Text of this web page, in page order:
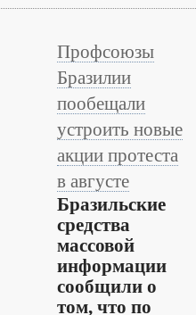
Профсоюзы
Бразилии
пообещали
устроить новые
акции протеста
в августе
Бразильские
средства
массовой
информации
сообщили о
том, что по